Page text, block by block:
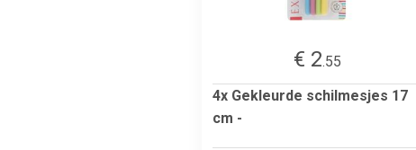
€ 2.55
4x Gekleurde schilmesjes 17
cm -